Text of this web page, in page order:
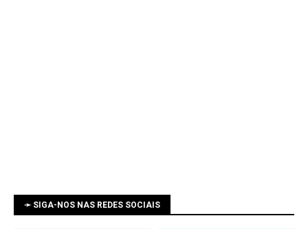
➛ SIGA-NOS NAS REDES SOCIAIS